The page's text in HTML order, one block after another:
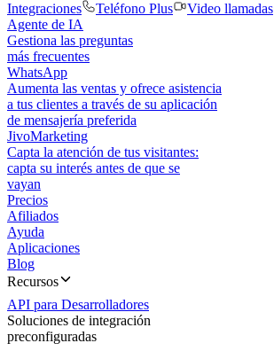
Integraciones
Teléfono Plus Video llamadas
Agente de IA
Gestiona las preguntas
más frecuentes
WhatsApp
Aumenta las ventas y ofrece asistencia
a tus clientes a través de su aplicación
de mensajería preferida
JivoMarketing
Capta la atención de tus visitantes:
capta su interés antes de que se
vayan
Precios
Afiliados
Ayuda
Aplicaciones
Blog
Recursos
API para Desarrolladores
Soluciones de integración
preconfiguradas